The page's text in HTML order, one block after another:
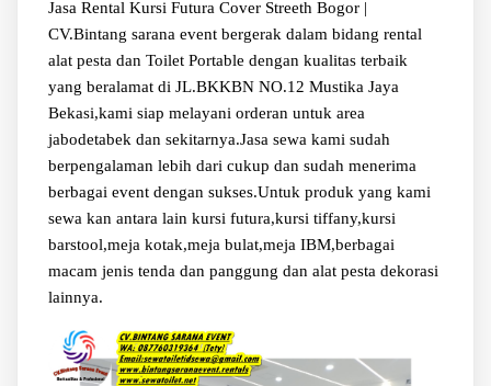
Jasa Rental Kursi Futura Cover Streeth Bogor |
CV.Bintang sarana event bergerak dalam bidang rental
alat pesta dan Toilet Portable dengan kualitas terbaik
yang beralamat di JL.BKKBN NO.12 Mustika Jaya
Bekasi,kami siap melayani orderan untuk area
jabodetabek dan sekitarnya.Jasa sewa kami sudah
berpengalaman lebih dari cukup dan sudah menerima
berbagai event dengan sukses.Untuk produk yang kami
sewa kan antara lain kursi futura,kursi tiffany,kursi
barstool,meja kotak,meja bulat,meja IBM,berbagai
macam jenis tenda dan panggung dan alat pesta dekorasi
lainnya.